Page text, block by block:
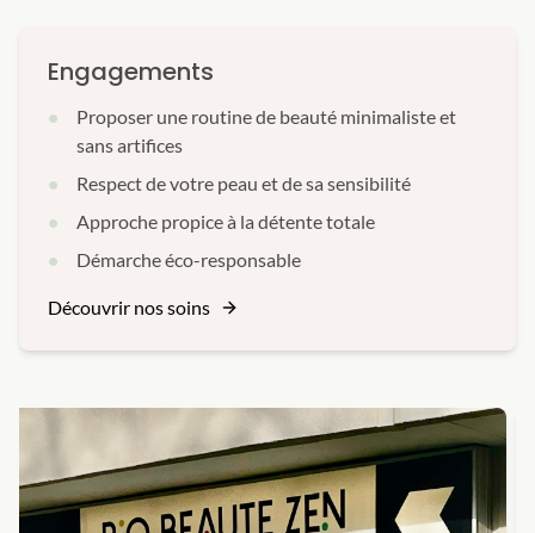
Engagements
Proposer une routine de beauté minimaliste et
sans artifices
Respect de votre peau et de sa sensibilité
Approche propice à la détente totale
Démarche éco-responsable
Découvrir nos soins